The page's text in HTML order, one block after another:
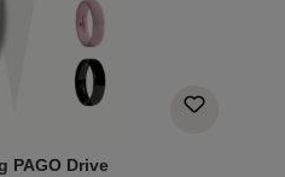
PAGO Drive